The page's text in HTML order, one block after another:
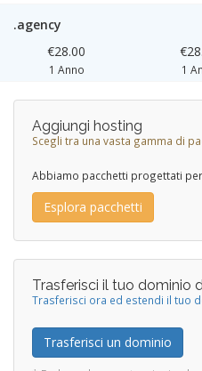
.agency
€28.00
1 Anno 1
Aggiungi hosting
Scegli tra una vasta gamma di
Abbiamo pacchetti progettati
Esplora pacchetti
Trasferisci il tuo dominio
Trasferisci ora ed estendi il tuo
Trasferisci un dominio